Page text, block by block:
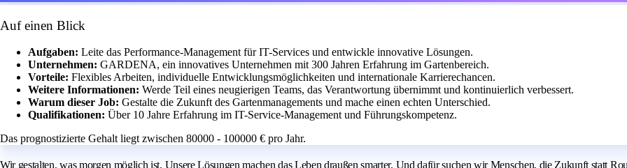
Auf einen Blick
Aufgaben: Leite das Performance-Management für IT-Services und entwickle innovative Lösungen.
Unternehmen: GARDENA, ein innovatives Unternehmen mit 300 Jahren Erfahrung im Gartenbereich.
Vorteile: Flexibles Arbeiten, individuelle Entwicklungsmöglichkeiten und internationale Karrierechancen.
Weitere Informationen: Werde Teil eines neugierigen Teams, das Verantwortung übernimmt und kontinuierlich verbessert.
Warum dieser Job: Gestalte die Zukunft des Gartenmanagements und mache einen echten Unterschied.
Qualifikationen: Über 10 Jahre Erfahrung im IT-Service-Management und Führungskompetenz.
Das prognostizierte Gehalt liegt zwischen 80000 - 100000 € pro Jahr.
Wir gestalten, was morgen möglich ist. Unsere Lösungen machen das Leben draußen smarter. Und dafür suchen wir Menschen, die Zukunft statt